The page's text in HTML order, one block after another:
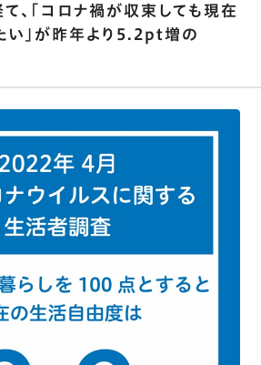
て､｢コロナ禍が収束しても現在
い｣が昨年より5.2pt増の